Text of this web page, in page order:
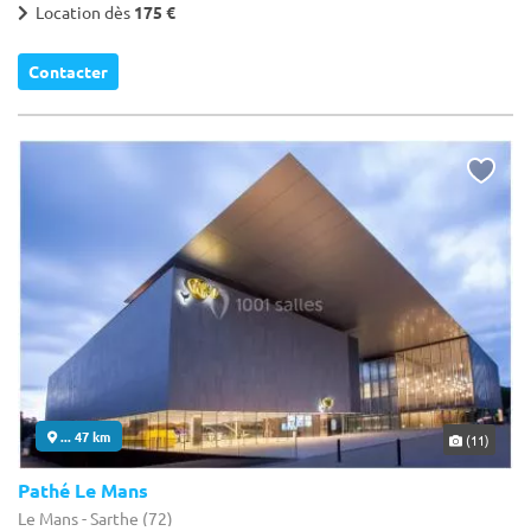
Location dès 175 €
Contacter
... 47 km (11)
Pathé Le Mans
Le Mans - Sarthe (72)